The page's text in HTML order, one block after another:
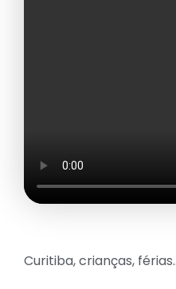
Curitiba, crianças,